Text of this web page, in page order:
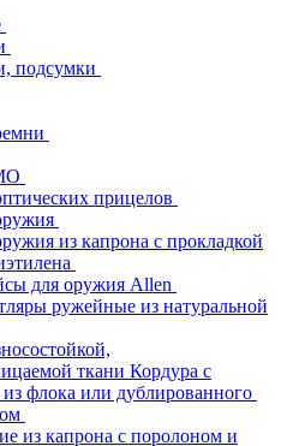
подсумки
прицелов
из капрона с прокладкой
для оружия Allen
ружейные из натуральной
ткани Кордура с
флока или дублированного
из капрона с поролоном и